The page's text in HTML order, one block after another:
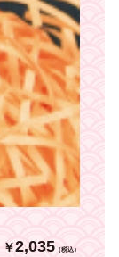
￥2,035 （税込）